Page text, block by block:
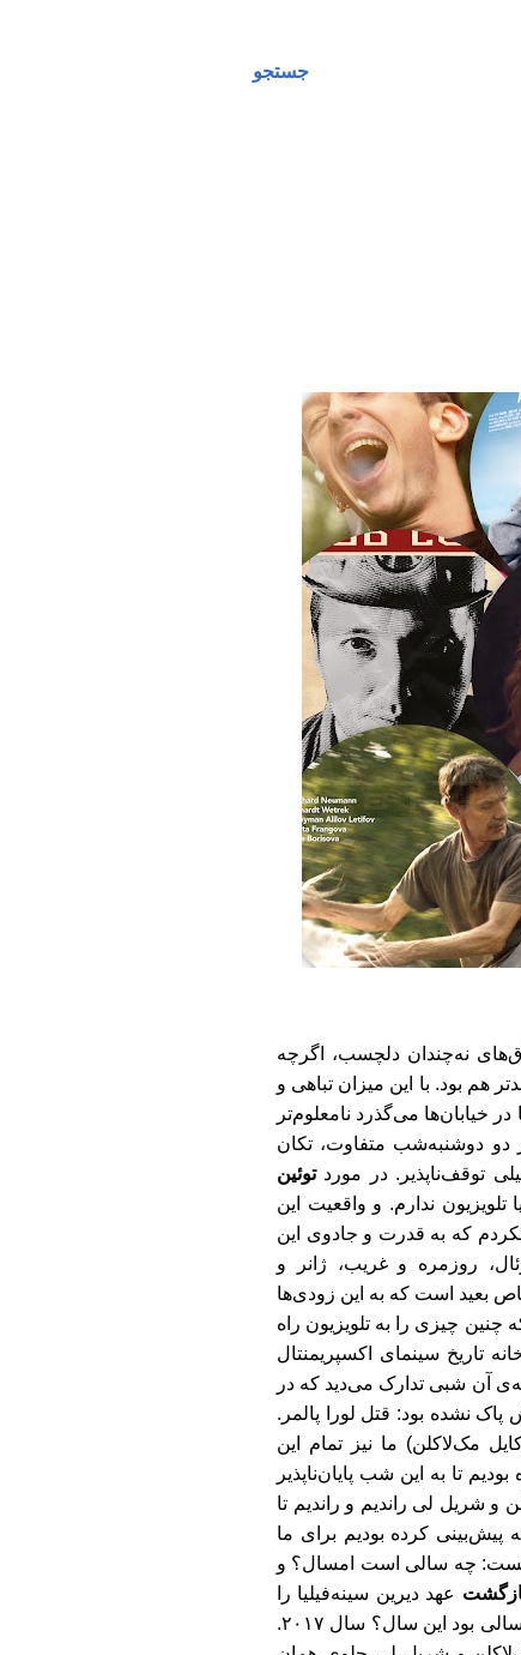
جستجو
های نهچندان دلچسب، اگرچه
هم بود. با این میزان تباهی و
خیابانها میگذرد نامعلومتر
دو دوشنبهشب متفاوت، تکان
توقف‌ناپذیر. در موردتوئین
تلویزیون ندارم. و واقعیت این
که به قدرت و جادوی این
روزمره و غریب، ژانر و
بعید است که به این زودیها
چنین چیزی را به تلویزیون راه
تاریخ سینمای اکسپریمنتال
ی آن شبی تدارک میدید که در
پاک نشده بود: قتل لورا پالمر.
مکلاکلن) ما نیز تمام این
بودیم تا به این شب پایانناپذیر
و شریل لی راندیم و راندیم تا
پیشبینی کرده بودیم برای ما
چه سالی است امسال؟ و
عهد دیرین سینهفیلیا را
. چه سالی بود این سال؟ سال ۲۰۱۷.